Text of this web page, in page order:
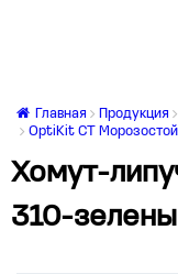
Главная Продукция
OptiKit CT
Хомут-
310-